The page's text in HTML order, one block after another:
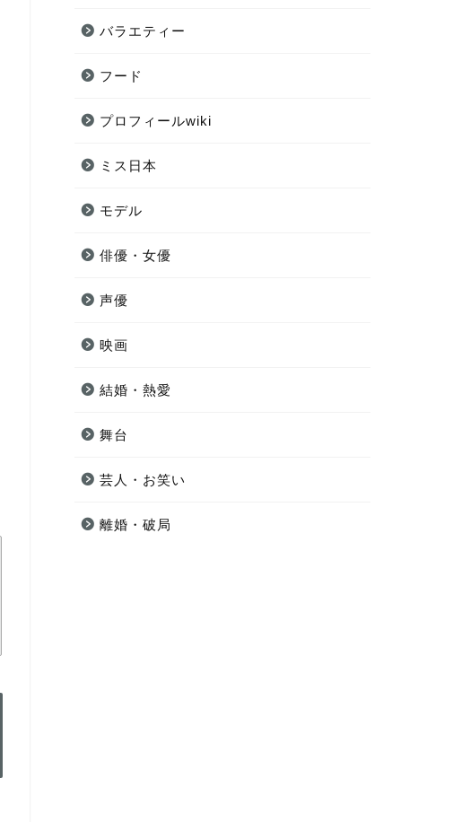
バラエティー
フード
プロフィールwiki
ミス日本
モデル
俳優・女優
声優
映画
結婚・熱愛
舞台
芸人・お笑い
離婚・破局